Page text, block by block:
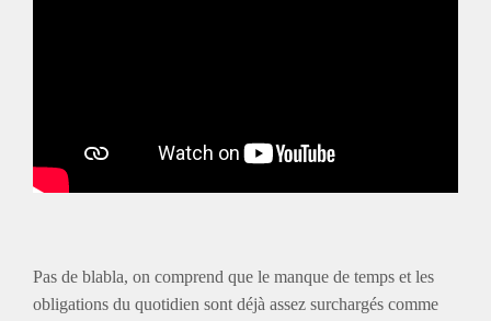
Pas de blabla, on comprend que le manque de temps et les
obligations du quotidien sont déjà assez surchargés comme